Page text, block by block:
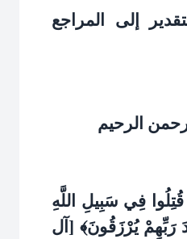
إلى المراجع
الرحيم
فِي سَبِيلِ اللَّهِ
رَبِّهِمْ يُرْزَقُونَ﴾ [آل